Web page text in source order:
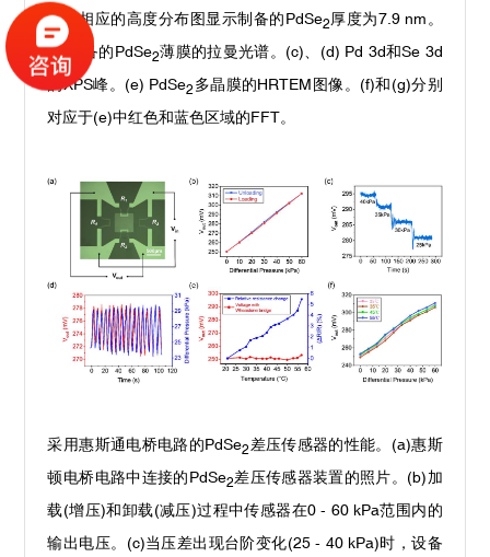
貌，相应的高度分布图显示制备的PdSe2厚度为7.9 nm。
(b)
制备的PdSe2薄膜的拉曼光谱。 (c)、 (d) Pd 3d和Se 3d
的XPS峰。 (e) PdSe2多晶膜的HRTEM图像。 (f)和(g)分别
对应于(e)中红色和蓝色区域的FFT。
采用惠斯通电桥电路的PdSe2差压传感器的性能。 (a)惠斯
顿电桥电路中连接的PdSe2差压传感器装置的照片。 (b)加
载(增压)和卸载(减压)过程中传感器在0 - 60 kPa范围内的
输出电压。 (c)当压差出现台阶变化(25 - 40 kPa)时，设备